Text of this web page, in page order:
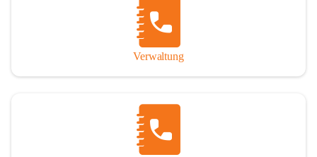
Verwaltung